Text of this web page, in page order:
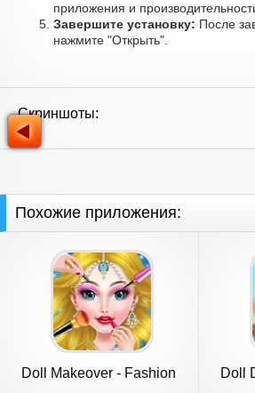
приложения и
Завершите установку: После
нажмите "Открыть".
Скриншоты:
Похожие приложения:
Doll Makeover - Fashion
Doll